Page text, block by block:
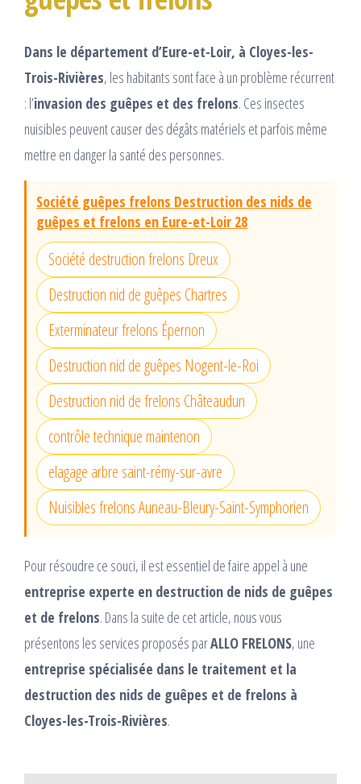
Dans le département d’Eure-et-Loir, à Cloyes-les-
Trois-Rivières, les habitants sont face à un problème récurrent
: l’invasion des guêpes et des frelons. Ces insectes
nuisibles peuvent causer des dégâts matériels et parfois même
mettre en danger la santé des personnes.
Société guêpes frelons Destruction des nids de
guêpes et frelons en Eure-et-Loir 28
Société destruction frelons Dreux
Destruction nid de guêpes Chartres
Exterminateur frelons Épernon
Destruction nid de guêpes Nogent-le-Roi
Destruction nid de frelons Châteaudun
contrôle technique maintenon
elagage arbre saint-rémy-sur-avre
Nuisibles frelons Auneau-Bleury-Saint-Symphorien
Pour résoudre ce souci, il est essentiel de faire appel à une
entreprise experte en destruction de nids de guêpes
et de frelons. Dans la suite de cet article, nous vous
présentons les services proposés parALLO FRELONS, une
entreprise spécialisée dans le traitement et la
destruction des nids de guêpes et de frelons à
Cloyes-les-Trois-Rivières.